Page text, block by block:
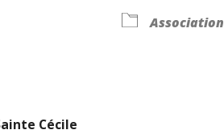
Cécile